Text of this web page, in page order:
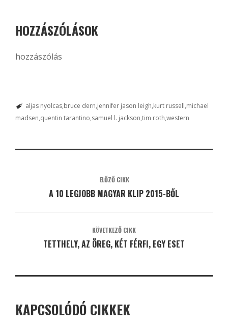
HOZZÁSZÓLÁSOK
hozzászólás
aljas nyolcas bruce dern jennifer jason leigh kurt russell michael
madsen quentin tarantino samuel l. jackson tim roth western
ELŐZŐ CIKK
A 10 LEGJOBB MAGYAR KLIP 2015-BŐL
KÖVETKEZŐ CIKK
TETTHELY, AZ ÖREG, KÉT FÉRFI, EGY ESET
KAPCSOLÓDÓ CIKKEK